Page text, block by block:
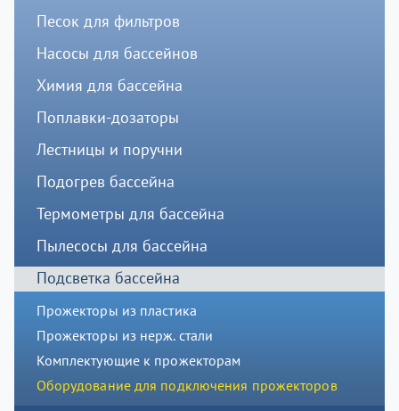
Песок для фильтров
Насосы для бассейнов
Химия для бассейна
Поплавки-дозаторы
Лестницы и поручни
Подогрев бассейна
Термометры для бассейна
Пылесосы для бассейна
Подсветка бассейна
Прожекторы из пластика
Прожекторы из нерж. стали
Комплектующие к прожекторам
Оборудование для подключения прожекторов